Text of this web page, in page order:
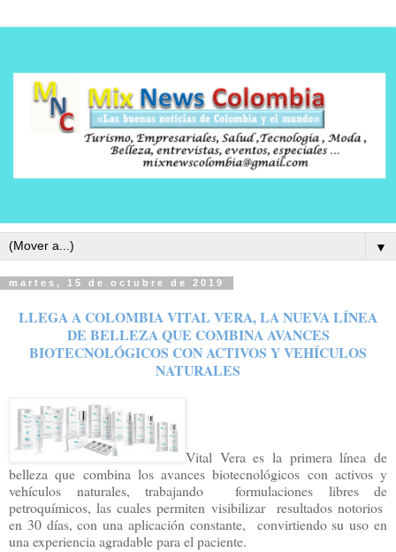
▼
martes, 15 de octubre de 2019
LLEGA A COLOMBIA VITAL VERA, LA NUEVA LÍNEA
DE BELLEZA QUE COMBINA AVANCES
BIOTECNOLÓGICOS CON ACTIVOS Y VEHÍCULOS
NATURALES
Vital Vera es la primera línea de
belleza que combina los avances biotecnológicos con activos y
vehículos naturales, trabajando
formulaciones libres de
petroquímicos, las cuales permiten visibilizar
resultados notorios
en 30 días, con una aplicación constante,
convirtiendo su uso en
una experiencia agradable para el paciente.